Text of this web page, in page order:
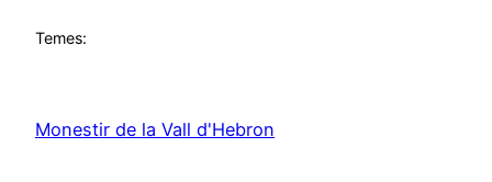
Temes:
Monestir de la Vall d'Hebron